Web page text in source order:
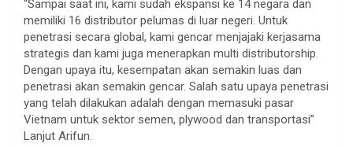
“Sampai saat ini, kami sudah ekspansi ke 14 negara dan
memiliki 16 distributor pelumas di luar negeri. Untuk
penetrasi secara global, kami gencar menjajaki kerjasama
strategis dan kami juga menerapkan multi distributorship.
Dengan upaya itu, kesempatan akan semakin luas dan
penetrasi akan semakin gencar. Salah satu upaya penetrasi
yang telah dilakukan adalah dengan memasuki pasar
Vietnam untuk sektor semen, plywood dan transportasi”
Lanjut Arifun.